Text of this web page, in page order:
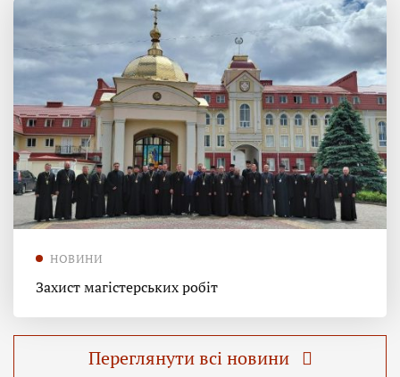
НОВИНИ
Захист магістерських робіт
Переглянути всі новини